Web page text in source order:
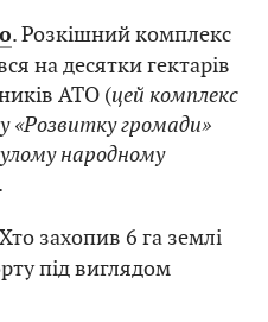
. Розкішний комплекс
на десятки гектарів
АТО (цей комплекс
«Розвитку громади»
народному
захопив 6 га землі
під виглядом